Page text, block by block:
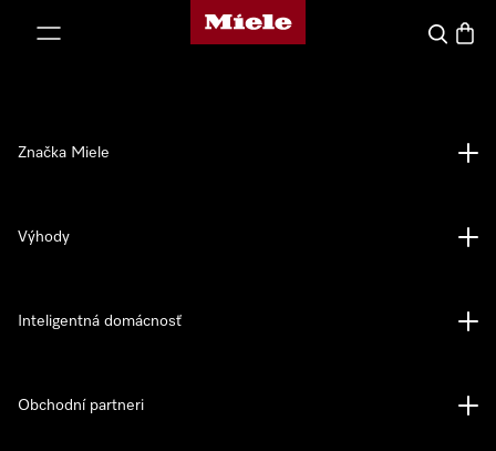
Domovská stránka spoločnosti Miele
Hľadať
Značka Miele
Výhody
Inteligentná domácnosť
Obchodní partneri